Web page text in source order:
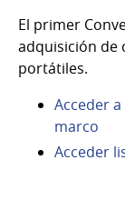
El primer
adquisición de
portátiles.
Acceder
marco
Acceder